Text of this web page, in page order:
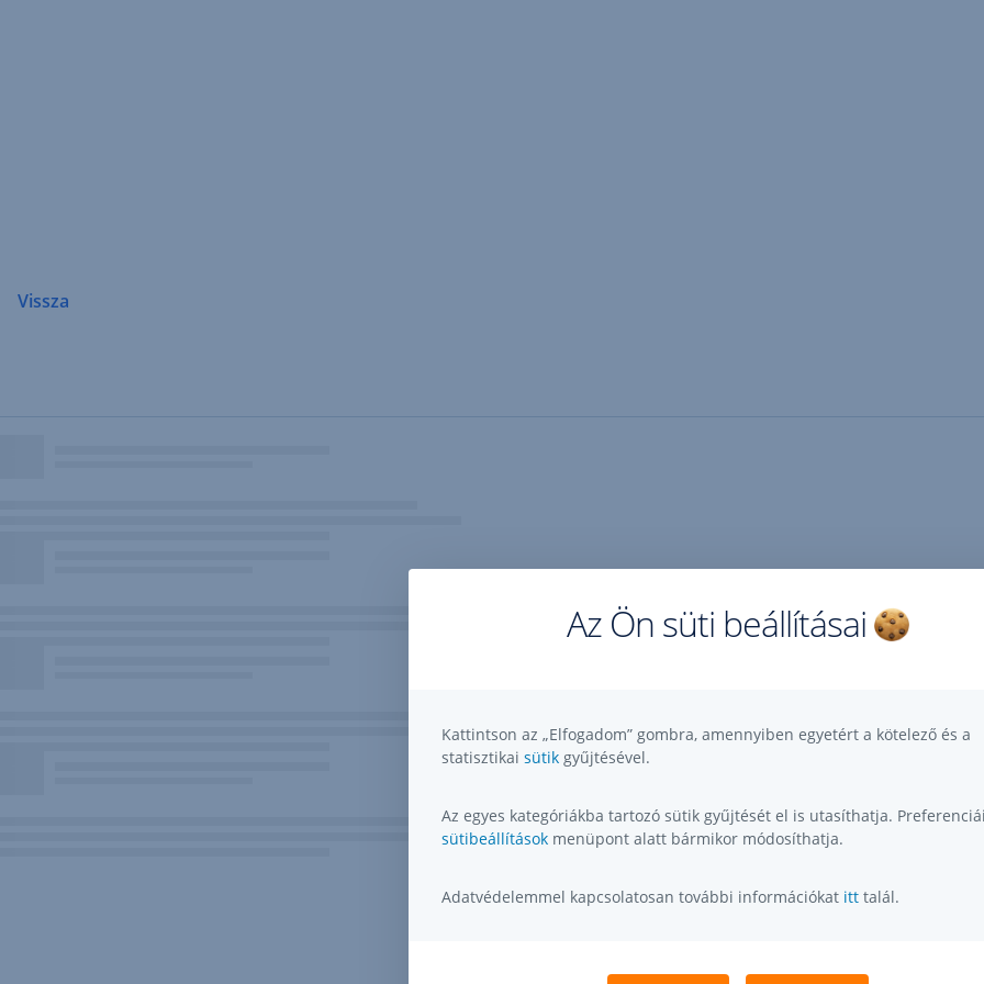
Vissza
Az Ön süti beállításai
Kattintson az „Elfogadom” gombra, amennyiben egyetért a kötelező és a
statisztikai sütik gyűjtésével.
Az egyes kategóriákba tartozó sütik gyűjtését el is utasíthatja.
sütibeállítások menüpont alatt bármikor módosíthatja.
Adatvédelemmel kapcsolatosan további információkat itt talál.